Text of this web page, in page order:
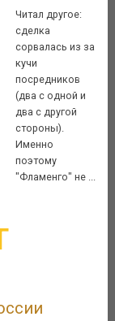
Читал другое:
сделка
сорвалась из за
кучи
посредников
(два с одной и
два с другой
стороны).
Именно
поэтому
"Фламенго" не ...